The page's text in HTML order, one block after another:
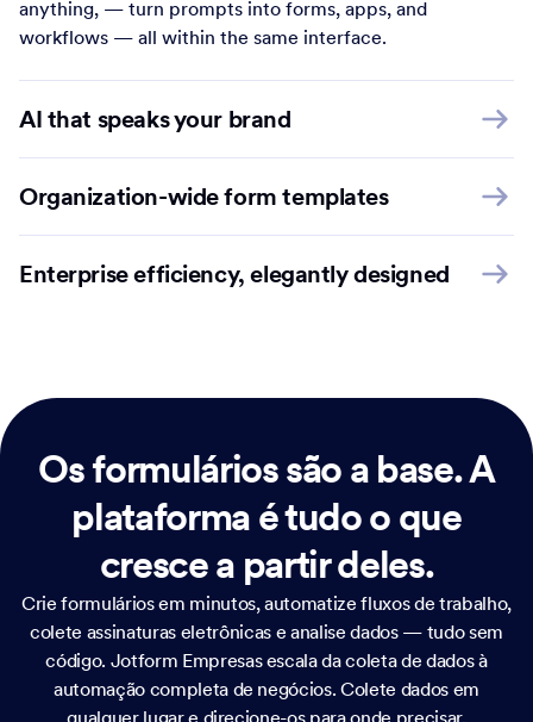
anything, — turn prompts into forms, apps, and
workflows — all within the same interface.
AI that speaks your brand
Organization-wide form templates
Enterprise efficiency, elegantly designed
Os formulários são a base.A
plataforma é tudo o que
cresce a partir deles.
Crie formulários em minutos, automatize fluxos de trabalho,
colete assinaturas eletrônicas e analise dados — tudo sem
código. Jotform Empresas escala da coleta de dados à
automação completa de negócios. Colete dados em